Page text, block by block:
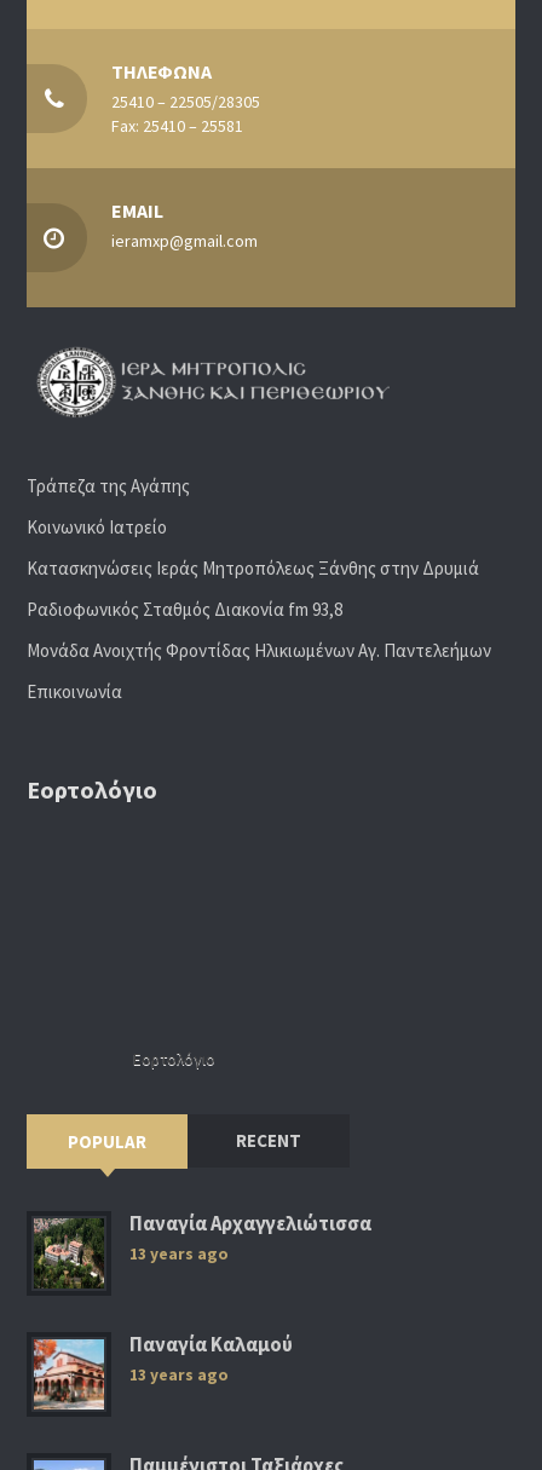
ΤΗΛΕΦΩΝΑ
25410 – 22505/28305
Fax: 25410 – 25581
EMAIL
ieramxp@gmail.com
Τράπεζα της Αγάπης
Κοινωνικό Ιατρείο
Κατασκηνώσεις Ιεράς Μητροπόλεως Ξάνθης στην Δρυμιά
Ραδιoφωνικός Σταθμός Διακονία fm 93,8
Μονάδα Ανοιχτής Φροντίδας Ηλικιωμένων Αγ. Παντελεήμων
Επικοινωνία
Εορτολόγιο
Εορτολόγιο
POPULAR RECENT
Παναγία Αρχαγγελιώτισσα
13 years ago
Παναγία Καλαμού
13 years ago